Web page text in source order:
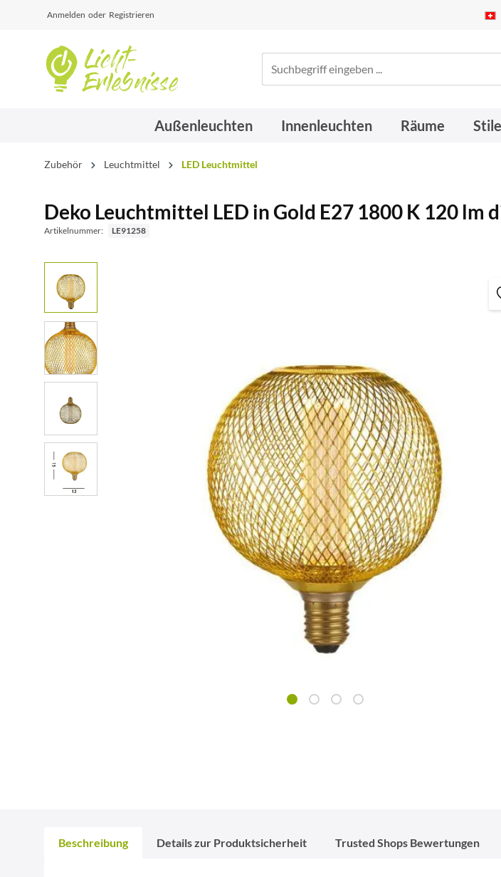
Anmelden oder Registrieren
Außenleuchten Innenleuchten Räume Stile
Zubehör Leuchtmittel LED Leuchtmittel
Deko Leuchtmittel LED in Gold E27 1800 K 120 lm
Artikelnummer: LE91258
Beschreibung Details zur Produktsicherheit Trusted Shops Bewertungen